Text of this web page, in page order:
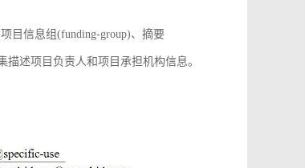
目信息组(funding-group)、摘要
描述项目负责人和项目承担机构信息。